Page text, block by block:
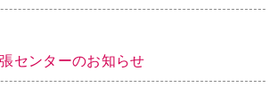
センターのお知らせ